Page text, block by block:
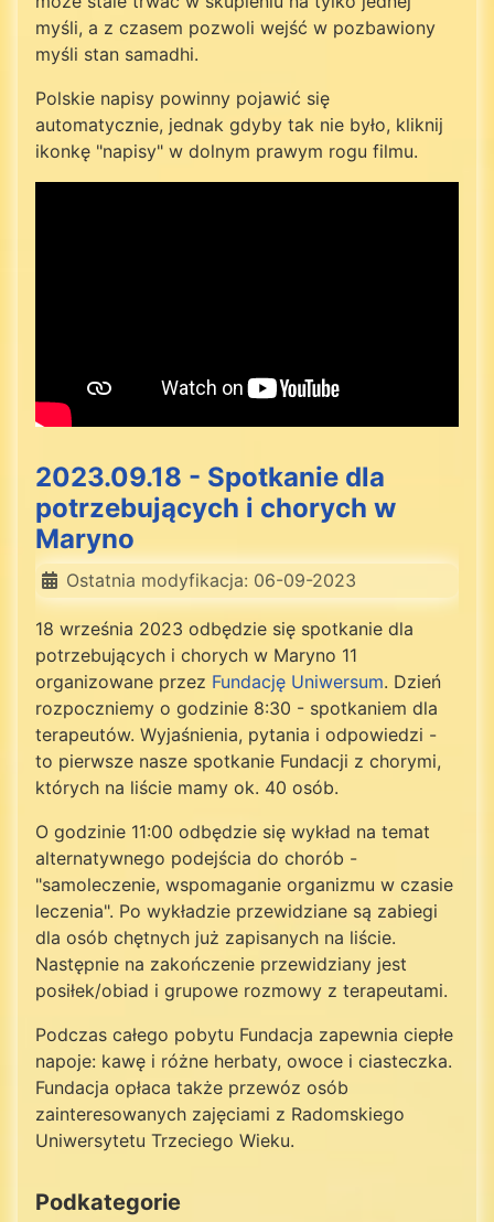
myśli, a z czasem pozwoli wejść w pozbawiony
myśli stan samadhi.
Polskie napisy powinny pojawić się
automatycznie, jednak gdyby tak nie było, kliknij
ikonkę "napisy" w dolnym prawym rogu filmu.
2023.09.18 - Spotkanie dla
potrzebujących i chorych w
Maryno
Ostatnia modyfikacja: 06-09-2023
18 września 2023 odbędzie się spotkanie dla
potrzebujących i chorych w Maryno 11
organizowane przez Fundację Uniwersum. Dzień
rozpoczniemy o godzinie 8:30 - spotkaniem dla
terapeutów. Wyjaśnienia, pytania i odpowiedzi -
to pierwsze nasze spotkanie Fundacji z chorymi,
których na liście mamy ok. 40 osób.
O godzinie 11:00 odbędzie się wykład na temat
alternatywnego podejścia do chorób -
"samoleczenie, wspomaganie organizmu w czasie
leczenia". Po wykładzie przewidziane są zabiegi
dla osób chętnych już zapisanych na liście.
Następnie na zakończenie przewidziany jest
posiłek/obiad i grupowe rozmowy z terapeutami.
Podczas całego pobytu Fundacja zapewnia ciepłe
napoje: kawę i różne herbaty, owoce i ciasteczka.
Fundacja opłaca także przewóz osób
zainteresowanych zajęciami z Radomskiego
Uniwersytetu Trzeciego Wieku.
Podkategorie